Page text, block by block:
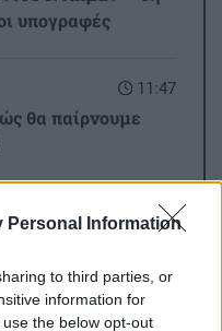
Personal Information
to third parties, or
information for
the below opt-out
υπογραφές
11:47
θα παίρνουμε
11:34
μέθης – Στο